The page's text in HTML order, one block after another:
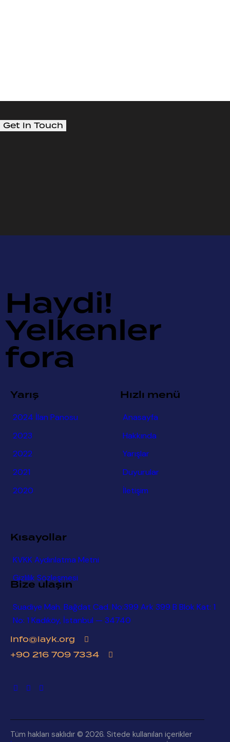
Haydi!
Yelkenler
fora
Yarış
2024 İlan Panosu
2023
2022
2021
2020
Hızlı menü
Anasayfa
Hakkında
Yarışlar
Duyurular
İletişim
Kısayollar
KVKK Aydınlatma Metni
Gizlilik Sözleşmesi
Bize ulaşın
Suadiye Mah. Bağdat Cad. No:399 Ark 399 B Blok Kat: 1
No: 1 Kadıköy, İstanbul — 34740
info@iayk.org
+90 216 709 7334
Tüm hakları saklıdır © 2026. Sitede kullanılan içerikler